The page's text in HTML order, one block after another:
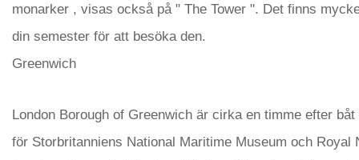
monarker , visas också på " The Tower ". Det finns
din semester för att besöka den.
Greenwich
London Borough of Greenwich är cirka en timme efter
för Storbritanniens National Maritime Museum och